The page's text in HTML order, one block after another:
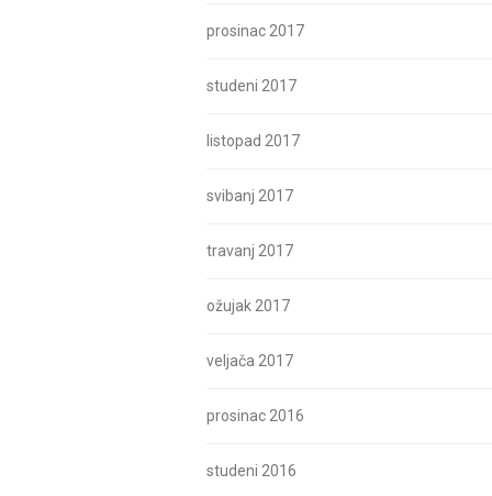
prosinac 2017
studeni 2017
listopad 2017
svibanj 2017
travanj 2017
ožujak 2017
veljača 2017
prosinac 2016
studeni 2016